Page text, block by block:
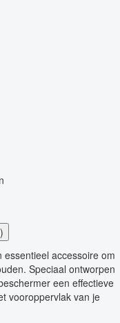
accessoire om
Speciaal ontworpen
een effectieve
vooroppervlak van je